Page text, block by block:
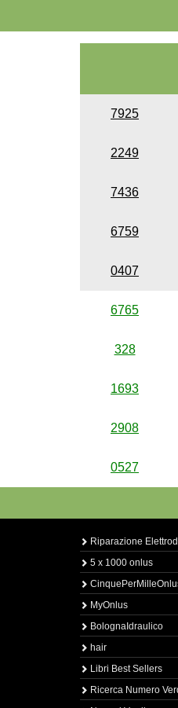
7925
2249
7436
6759
0407
6765
328
1693
2908
0527
Riparazione
5 x 1000 onlus
MyOnlus
BolognaIdraulico
hair
Libri Best Sellers
Ricerca Numero